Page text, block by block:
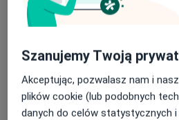
Krzysztof Adam
lek. Bartosz
Chirurg
Szanujemy Twoją
Akceptując, pozwalasz nam i
plików cookie (lub podobnych
danych do celów statystycznych